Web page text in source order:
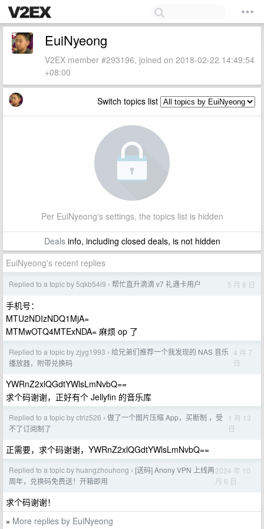
EuiNyeong
V2EX member #293196, joined on 2018-02-22 14:49:54
+08:00
Switch topics list
Per EuiNyeong's settings, the topics list is hidden
Dealsinfo, including closed deals, is not hidden
EuiNyeong's recent replies
Replied to a topic by 5qkb54i9 › 帮忙直升滴滴 v7 礼遇卡用户 5 月 8 日
手机号：
MTU2NDIzNDQ1MjA=
MTMwOTQ4MTExNDA= 麻烦 op 了
Replied to a topic by zjyg1993 › 给兄弟们推荐一个我发现的 NAS 音乐
播放器，附带兑换码
4 月 7
日
YWRnZ2xlQGdtYWlsLmNvbQ==
求个码谢谢，正好有个 Jellyfin 的音乐库
Replied to a topic by ctrlz526 › 做了一个图片压缩 App，买断制 ，受
不了订阅制了
1 月 13
日
正需要，求个码谢谢，YWRnZ2xlQGdtYWlsLmNvbQ==
Replied to a topic by huangzhouhong › [送码] Anony VPN 上线两
周年，兑换码免费送！开箱即用
2024 年 10
月 6 日
求个码谢谢！
» More replies by EuiNyeong